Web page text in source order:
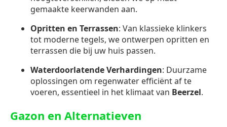
gemaakte keerwanden aan.
Opritten en Terrassen: Van klassieke klinkers
tot moderne tegels, we ontwerpen opritten en
terrassen die bij uw huis passen.
Waterdoorlatende Verhardingen: Duurzame
oplossingen om regenwater efficiënt af te
voeren, essentieel in het klimaat van Beerzel.
Gazon en Alternatieven